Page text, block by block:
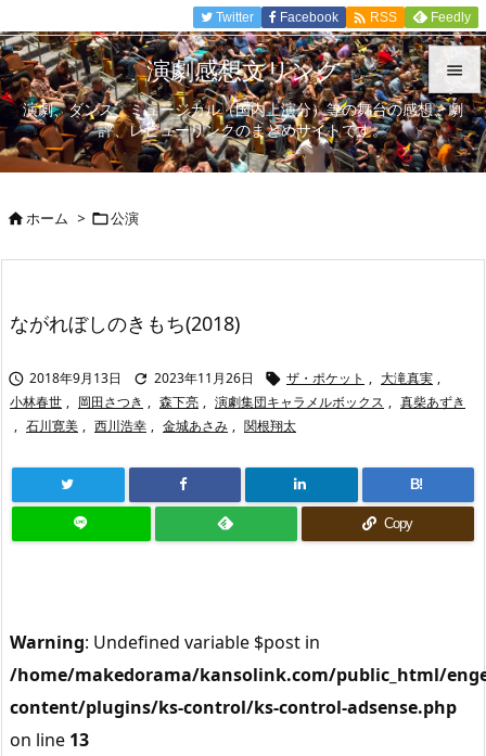


メニュ

Twitter Facebook  RSS Feedly
演劇感想文リンク
演劇、ダンス、ミュージカル（国内上演分）等の舞台の感想、劇
評、レビューリンクのまとめサイトです。
ホーム > 公演
ながれぼしのきもち(2018)
 2018年9月13日  2023年11月26日  ザ・ポケット , 大滝真実 ,
小林春世 , 岡田さつき , 森下亮 , 演劇集団キャラメルボックス , 真柴あずき
, 石川寛美 , 西川浩幸 , 金城あさみ , 関根翔太
B!
Copy
Warning: Undefined variable $post in
/home/makedorama/kansolink.com/public_html/
content/plugins/ks-control/ks-control-adsense.php
on line 13